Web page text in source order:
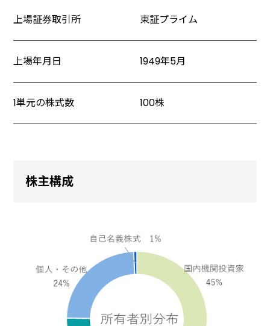
上場証券取引所 東証プライム
上場年月日 1949年5月
1単元の株式数 100株
株主構成